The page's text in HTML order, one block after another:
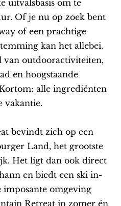
uitvalsbasis om te
Of je nu op zoek bent
of een prachtige
kan het allebei.
van outdooractiviteiten,
en hoogstaande
alle ingrediënten
vakantie.
bevindt zich op een
Land, het grootste
Het ligt dan ook direct
en biedt een ski in-
omgeving
Retreat in zomer én